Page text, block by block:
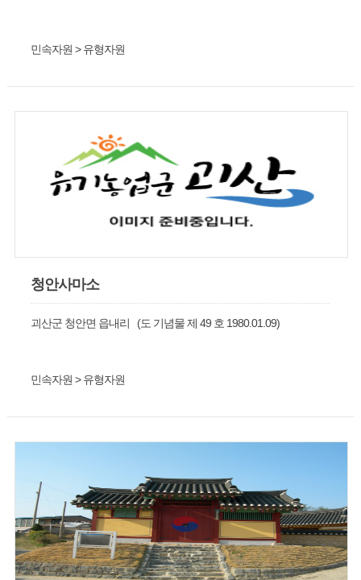
민속자원 > 유형자원
청안사마소
괴산군 청안면 읍내리 (도 기념물 제 49 호 1980.01.09)
민속자원 > 유형자원